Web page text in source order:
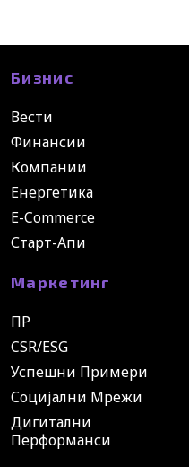
Бизнис
Вести
Финансии
Компании
Енергетика
E-Commerce
Старт-Апи
Маркетинг
ПР
CSR/ESG
Успешни Примери
Социјални Мрежи
Дигитални
Перформанси